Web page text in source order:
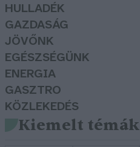
HULLADÉK
GAZDASÁG
JÖVŐNK
EGÉSZSÉGÜNK
ENERGIA
GASZTRO
KÖZLEKEDÉS
Kiemelt témák